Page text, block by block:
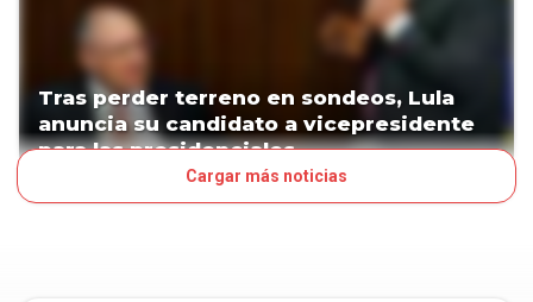
Tras perder terreno en sondeos, Lula
anuncia su candidato a vicepresidente
para las presidenciales
Cargar más noticias